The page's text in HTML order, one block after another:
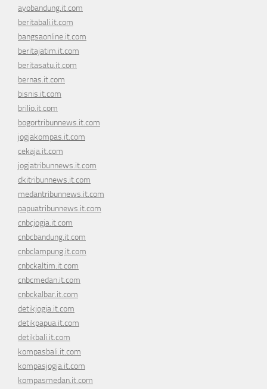
ayobandung.it.com
beritabali.it.com
bangsaonline.it.com
beritajatim.it.com
beritasatu.it.com
bernas.it.com
bisnis.it.com
brilio.it.com
bogortribunnews.it.com
jogjakompas.it.com
cekaja.it.com
jogjatribunnews.it.com
dkitribunnews.it.com
medantribunnews.it.com
papuatribunnews.it.com
cnbcjogja.it.com
cnbcbandung.it.com
cnbclampung.it.com
cnbckaltim.it.com
cnbcmedan.it.com
cnbckalbar.it.com
detikjogja.it.com
detikpapua.it.com
detikbali.it.com
kompasbali.it.com
kompasjogja.it.com
kompasmedan.it.com